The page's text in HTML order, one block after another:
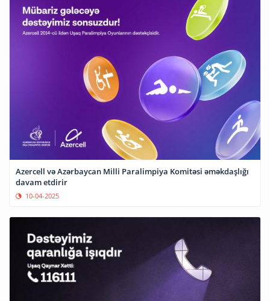
Azercell və Azərbaycan Milli Paralimpiya Komitəsi əməkdaşlığı
davam etdirir
10-04-2025